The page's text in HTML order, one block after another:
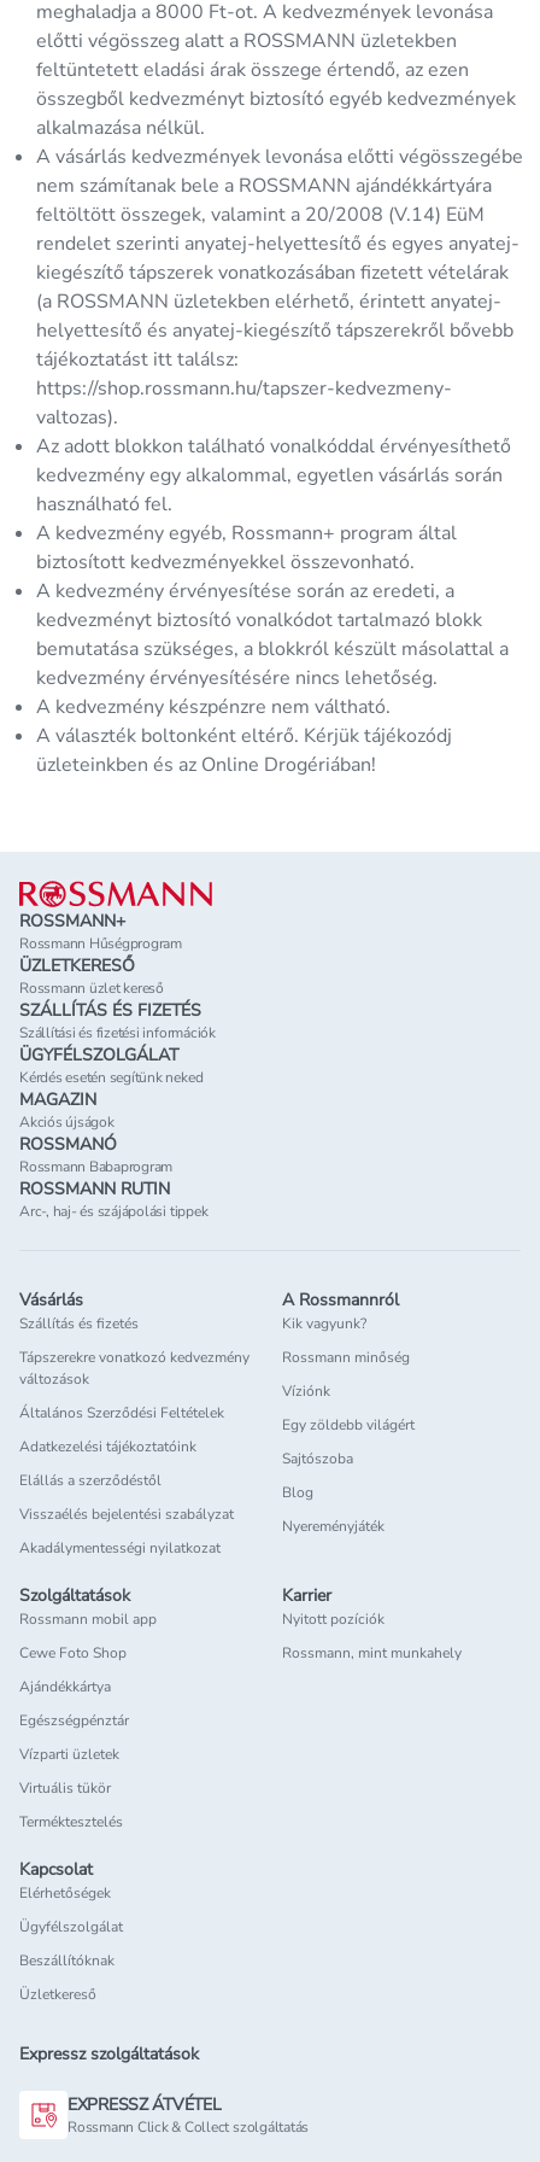
meghaladja a 8000 Ft-ot. A kedvezmények levonása
előtti végösszeg alatt a ROSSMANN üzletekben
feltüntetett eladási árak összege értendő, az ezen
összegből kedvezményt biztosító egyéb kedvezmények
alkalmazása nélkül.
A vásárlás kedvezmények levonása előtti végösszegébe
nem számítanak bele a ROSSMANN ajándékkártyára
feltöltött összegek, valamint a 20/2008 (V.14) EüM
rendelet szerinti anyatej-helyettesítő és egyes anyatej-
kiegészítő tápszerek vonatkozásában fizetett vételárak
(a ROSSMANN üzletekben elérhető, érintett anyatej-
helyettesítő és anyatej-kiegészítő tápszerekről bővebb
tájékoztatást itt találsz:
https://shop.rossmann.hu/tapszer-kedvezmeny-
valtozas).
Az adott blokkon található vonalkóddal érvényesíthető
kedvezmény egy alkalommal, egyetlen vásárlás során
használható fel.
A kedvezmény egyéb, Rossmann+ program által
biztosított kedvezményekkel összevonható.
A kedvezmény érvényesítése során az eredeti, a
kedvezményt biztosító vonalkódot tartalmazó blokk
bemutatása szükséges, a blokkról készült másolattal a
kedvezmény érvényesítésére nincs lehetőség.
A kedvezmény készpénzre nem váltható.
A választék boltonként eltérő. Kérjük tájékozódj
üzleteinkben és az Online Drogériában!
Lábléc
ROSSMANN+
Rossmann Hűségprogram
ÜZLETKERESŐ
Rossmann üzlet kereső
SZÁLLÍTÁS ÉS FIZETÉS
Szállítási és fizetési információk
ÜGYFÉLSZOLGÁLAT
Kérdés esetén segítünk neked
MAGAZIN
Akciós újságok
ROSSMANÓ
Rossmann Babaprogram
ROSSMANN RUTIN
Arc-, haj- és szájápolási tippek
Vásárlás
Szállítás és fizetés
Tápszerekre vonatkozó kedvezmény
változások
Általános Szerződési Feltételek
Adatkezelési tájékoztatóink
Elállás a szerződéstől
Visszaélés bejelentési szabályzat
Akadálymentességi nyilatkozat
A Rossmannról
Kik vagyunk?
Rossmann minőség
Víziónk
Egy zöldebb világért
Sajtószoba
Blog
Nyereményjáték
Szolgáltatások
Rossmann mobil app
Cewe Foto Shop
Ajándékkártya
Egészségpénztár
Vízparti üzletek
Virtuális tükör
Terméktesztelés
Karrier
Nyitott pozíciók
Rossmann, mint munkahely
Kapcsolat
Elérhetőségek
Ügyfélszolgálat
Beszállítóknak
Üzletkereső
Expressz szolgáltatások
EXPRESSZ ÁTVÉTEL
Rossmann Click & Collect szolgáltatás